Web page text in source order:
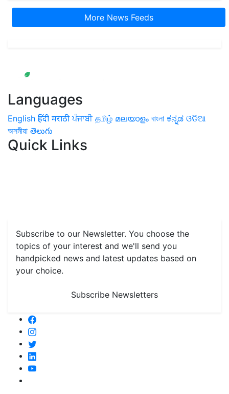
More News Feeds
Languages
English हिंदी मराठी ਪੰਜਾਬੀ தமிழ் മലയാളം বাংলা ಕನ್ನಡ ଓଡିଆ
অসমীয়া తెలుగు
Quick Links
Subscribe to our Newsletter. You choose the
topics of your interest and we'll send you
handpicked news and latest updates based on
your choice.
Subscribe Newsletters